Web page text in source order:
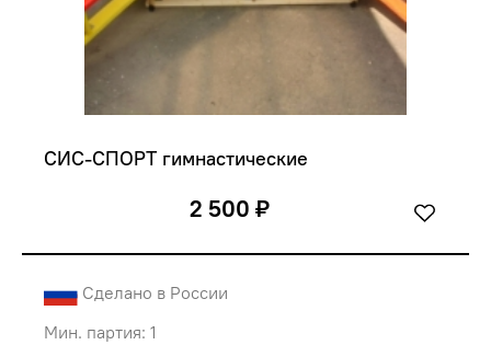
СИС-СПОРТ гимнастические
2 500 ₽
Сделано в России
Мин. партия: 1